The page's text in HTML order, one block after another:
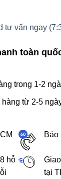
tư vấn ngay
toàn
trong 1-2
từ 2-5
Bảo
hỗ
tại